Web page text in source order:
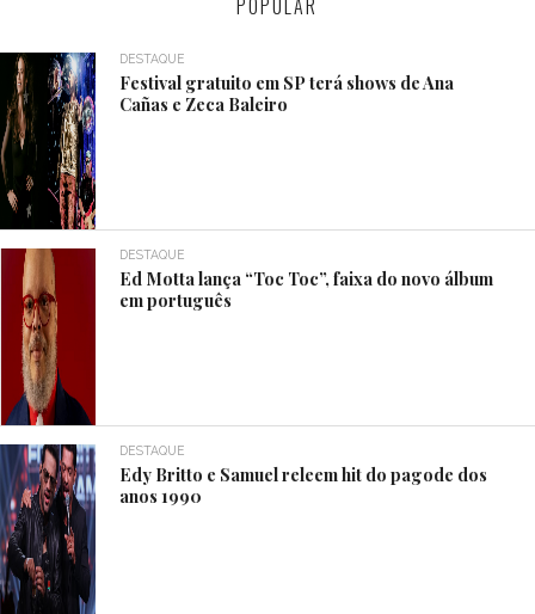
POPULAR
DESTAQUE
Festival gratuito em SP terá shows de Ana
Cañas e Zeca Baleiro
DESTAQUE
Ed Motta lança “Toc Toc”, faixa do novo álbum
em português
DESTAQUE
Edy Britto e Samuel releem hit do pagode dos
anos 1990